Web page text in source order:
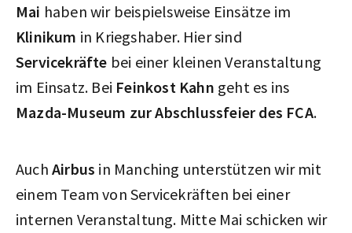
Mai haben wir beispielsweise Einsätze im
Klinikum in Kriegshaber. Hier sind
Servicekräfte bei einer kleinen Veranstaltung
im Einsatz. Bei Feinkost Kahn geht es ins
Mazda-Museum zur Abschlussfeier des FCA.
Auch Airbus in Manching unterstützen wir mit
einem Team von Servicekräften bei einer
internen Veranstaltung. Mitte Mai schicken wir